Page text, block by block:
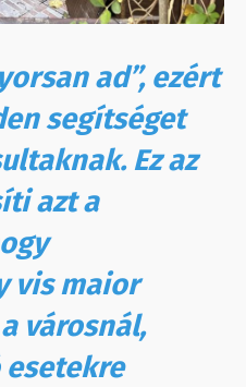
ad”, ezért
segítséget
Ez az
azt a
vis maior
városnál,